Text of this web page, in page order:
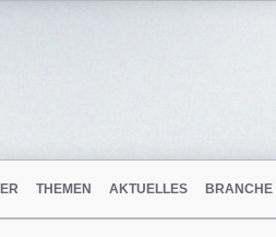
THEMEN AKTUELLES BRANCHE